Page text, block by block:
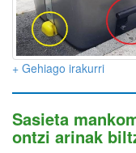
+ Gehiago irakurri
Sasieta
ontzi arinak